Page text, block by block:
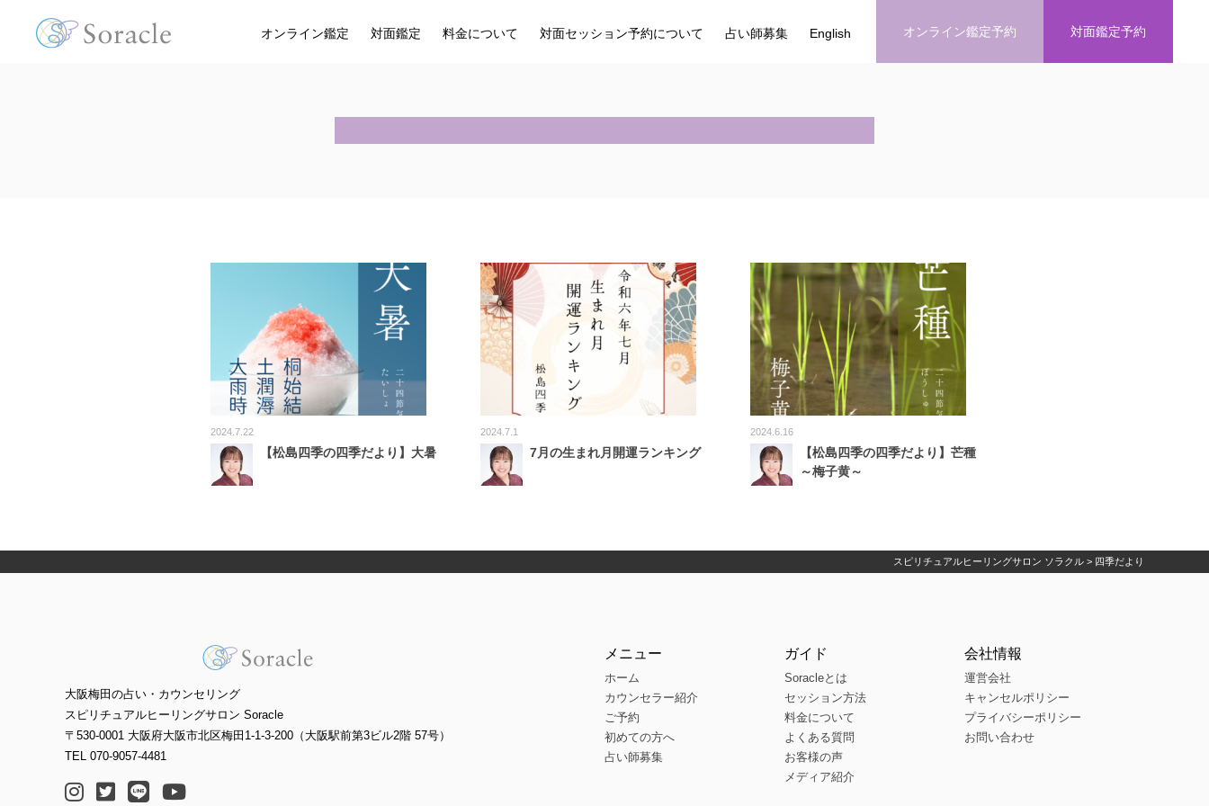
オンライン鑑定 対面鑑定 料金について 対面セッション予約について 占い師募集 English オンライン鑑定予約 対面鑑定予約
2024.7.22
【松島四季の四季だより】大暑
2024.7.1
7月の生まれ月開運ランキング
2024.6.16
【松島四季の四季だより】芒種
～梅子黄～
スピリチュアルヒーリングサロン ソラクル > 四季だより
大阪梅田の占い・カウンセリング
スピリチュアルヒーリングサロン Soracle
〒530-0001 大阪府大阪市北区梅田1-1-3-200（大阪駅前第3ビル2階 57号）
TEL 070-9057-4481
メニュー
ホーム
カウンセラー紹介
ご予約
初めての方へ
占い師募集
ガイド
Soracleとは
セッション方法
料金について
よくある質問
お客様の声
メディア紹介
会社情報
運営会社
キャンセルポリシー
プライバシーポリシー
お問い合わせ